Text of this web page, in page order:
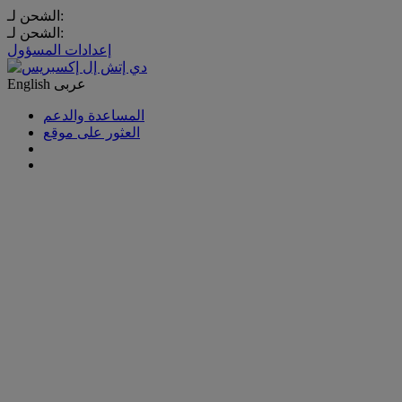
الشحن لـ:
الشحن لـ:
إعدادات المسؤول
English عربى
المساعدة والدعم
العثور على موقع